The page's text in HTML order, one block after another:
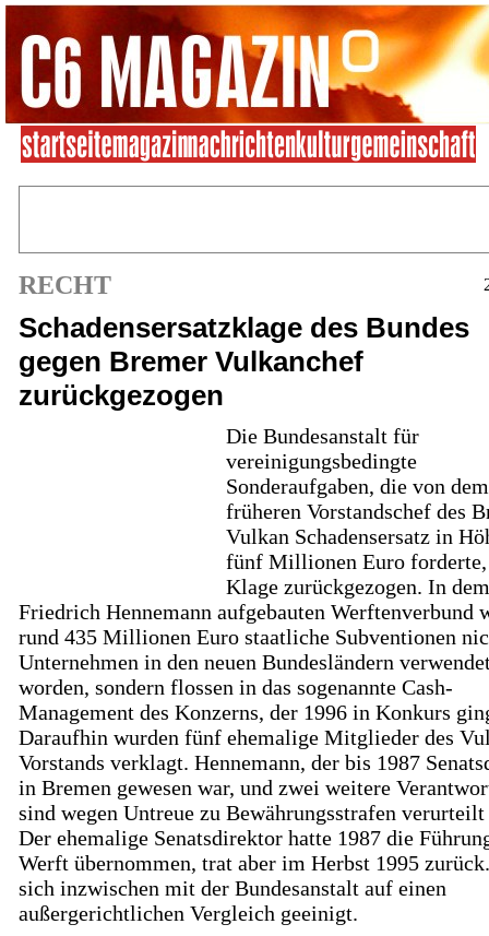
RECHT
Schadensersatzklage des Bundes
gegen Bremer Vulkanchef
zurückgezogen
Die Bundesanstalt für
vereinigungsbedingte
Sonderaufgaben, die von dem
früheren Vorstandschef des
Vulkan Schadensersatz in
fünf Millionen Euro
Klage zurückgezogen. In
Friedrich Hennemann aufgebauten Werftenverbund
rund 435 Millionen Euro staatliche Subventionen
Unternehmen in den neuen Bundesländern
worden, sondern flossen in das sogenannte Cash-
Management des Konzerns, der 1996 in Konkurs
Daraufhin wurden fünf ehemalige Mitglieder des
Vorstands verklagt. Hennemann, der bis 1987
in Bremen gewesen war, und zwei weitere
sind wegen Untreue zu Bewährungsstrafen
Der ehemalige Senatsdirektor hatte 1987 die
Werft übernommen, trat aber im Herbst 1995
sich inzwischen mit der Bundesanstalt auf einen
außergerichtlichen Vergleich geeinigt.